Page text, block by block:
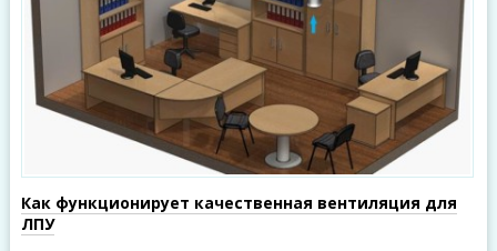
Как функционирует качественная вентиляция для
ЛПУ